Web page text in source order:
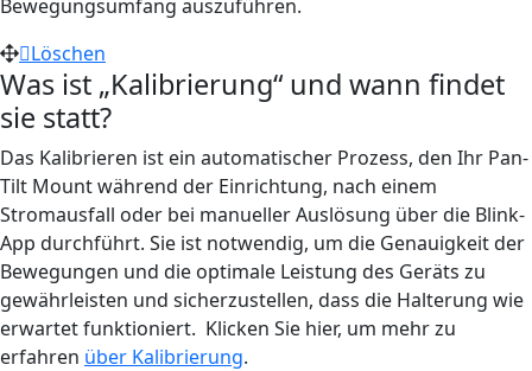
Bewegungsumfang auszuführen.
Löschen
Was ist „Kalibrierung“ und wann findet
sie statt?
Das Kalibrieren ist ein automatischer Prozess, den Ihr Pan-
Tilt Mount während der Einrichtung, nach einem
Stromausfall oder bei manueller Auslösung über die Blink-
App durchführt. Sie ist notwendig, um die Genauigkeit der
Bewegungen und die optimale Leistung des Geräts zu
gewährleisten und sicherzustellen, dass die Halterung wie
erwartet funktioniert. Klicken Sie hier, um mehr zu
erfahren über Kalibrierung.